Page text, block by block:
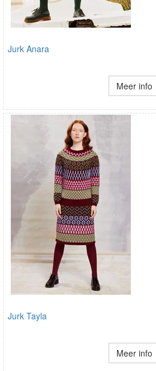
Jurk Anara
Meer info
Jurk Tayla
Meer info